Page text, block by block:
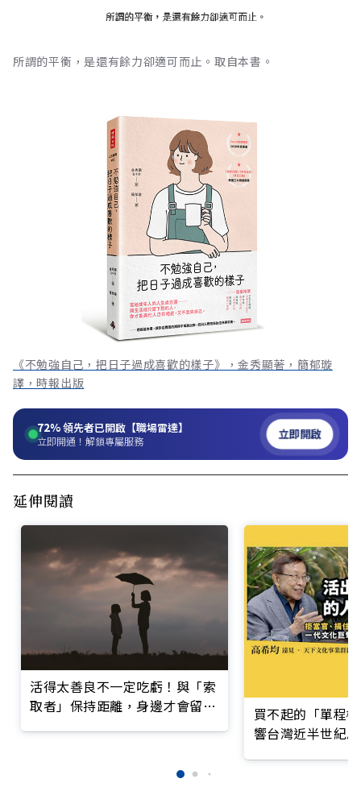
所謂的平衡，是還有餘力卻適可而止。取自本書。
《不勉強自己，把日子過成喜歡的樣子》，金秀顯著，簡郁璇
譯，時報出版
72%領先者已開啟【職場雷達】
立即開通！解鎖專屬服務 立即開啟
延伸閱讀
活得太善良不一定吃虧！與「索
取者」保持距離，身邊才會留下
買不起的「單程
響台灣近半世紀